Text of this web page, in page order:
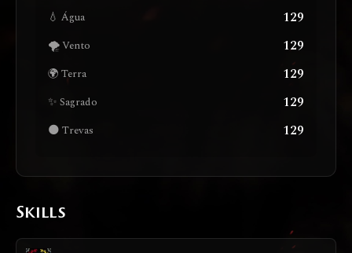
💧 Água 129
🌪️ Vento 129
🌍 Terra 129
✨ Sagrado 129
🌑 Trevas 129
Skills